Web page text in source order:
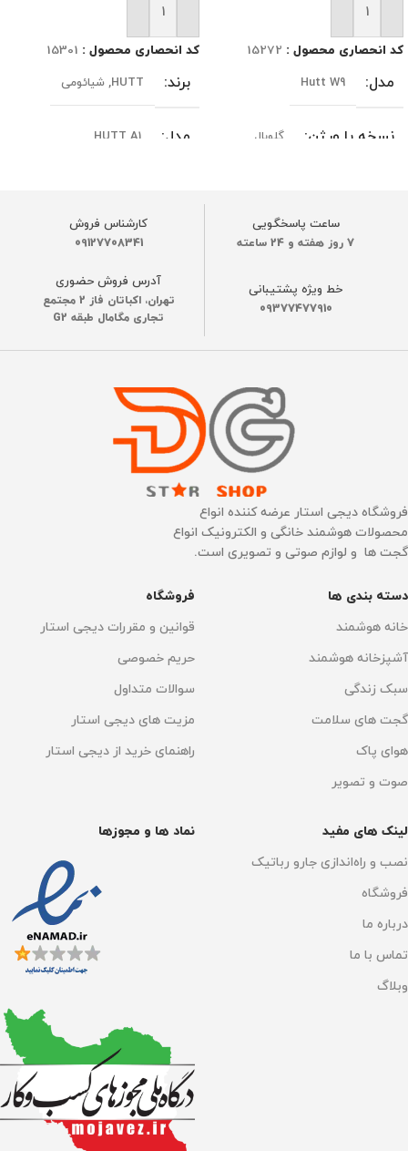
افزودن به سبد خرید
کد انحصاری محصول : 15272
مدل Hutt W9
نسخه یا ورژن گلوبال
سفید
قدرت مکش موتور
زمان شارژ
ساخت کشور
تنظیم آب خروجی
اجسام
پخش خودکار مواد شوینده
دارد
جنس بدنه
حجم مخزن آب تمیز
افزودن به سبد خرید
کد انحصاری محصول : 15301
برند HUTT
, شیائومی
مدل HUTT A1
سفید
قدرت مکش موتور
عملکرد باطری
زمان شارژ
ساخت کشور
دارد
دارد
تنظیم آب خروجی دارد
هوش مصنوعی تشخیص
دارد
جنس بدنه ABS
ساعت پاسخگویی
7 روز هفته و 24 ساعته
کارشناس فروش
09127708341
خط ویژه پشتیبانی
09377477910
آدرس فروش حضوری
تهران، اکباتان فاز 2 مجتمع
تجاری مگامال طبقه G2
فروشگاه دیجی استار عرضه کننده انواع
محصولات هوشمند خانگی و الکترونیک انواع
گجت ها و لوازم صوتی و تصویری است.
دسته بندی ها
خانه هوشمند
آشپزخانه هوشمند
سبک زندگی
گجت های سلامت
هوای پاک
صوت و تصویر
فروشگاه
قوانین و مقررات دیجی استار
حریم خصوصی
سوالات متداول
مزیت های دیجی استار
راهنمای خرید از دیجی استار
لینک های مفید
نصب و راه‌اندازی جارو رباتیک
فروشگاه
درباره ما
تماس با ما
وبلاگ
نماد ها و مجوزها